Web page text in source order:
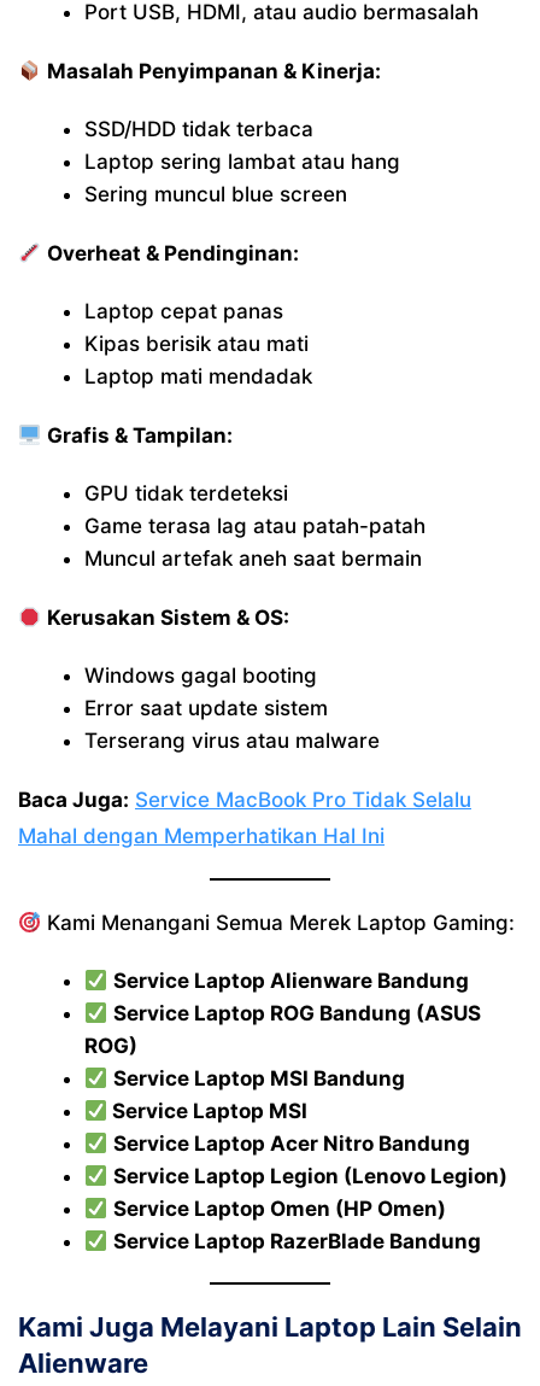
Port USB, HDMI, atau audio bermasalah
Masalah Penyimpanan & Kinerja:
SSD/HDD tidak terbaca
Laptop sering lambat atau hang
Sering muncul blue screen
Overheat & Pendinginan:
Laptop cepat panas
Kipas berisik atau mati
Laptop mati mendadak
Grafis & Tampilan:
GPU tidak terdeteksi
Game terasa lag atau patah-patah
Muncul artefak aneh saat bermain
Kerusakan Sistem & OS:
Windows gagal booting
Error saat update sistem
Terserang virus atau malware
Baca Juga: Service MacBook Pro Tidak Selalu
Mahal dengan Memperhatikan Hal Ini
Kami Menangani Semua Merek Laptop Gaming:
Service Laptop Alienware Bandung
Service Laptop ROG Bandung (ASUS
ROG)
Service Laptop MSI Bandung
Service Laptop MSI
Service Laptop Acer Nitro Bandung
Service Laptop Legion (Lenovo Legion)
Service Laptop Omen (HP Omen)
Service Laptop RazerBlade Bandung
Kami Juga Melayani Laptop Lain Selain
Alienware